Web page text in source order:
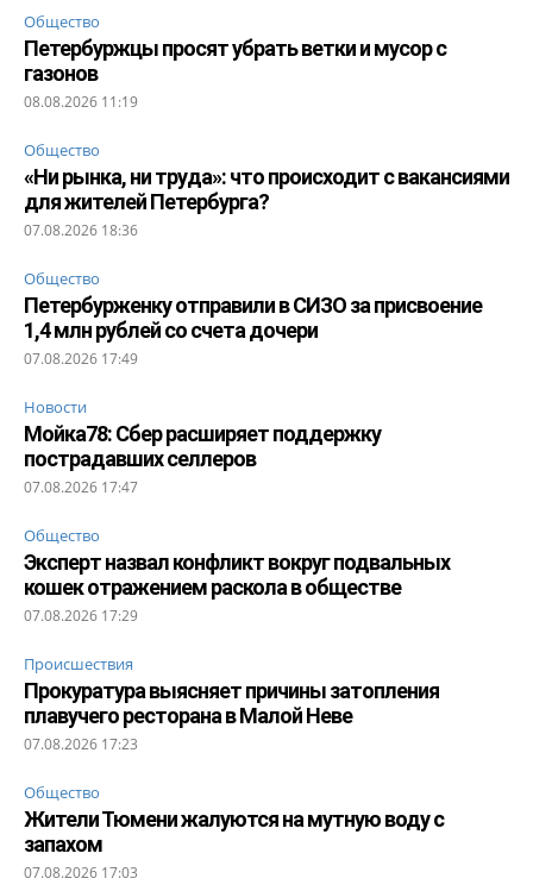
Общество
Петербуржцы просят убрать ветки и мусор с
газонов
08.08.2026 11:19
Общество
«Ни рынка, ни труда»: что происходит с вакансиями
для жителей Петербурга?
07.08.2026 18:36
Общество
Петербурженку отправили в СИЗО за присвоение
1,4 млн рублей со счета дочери
07.08.2026 17:49
Новости
Мойка78: Сбер расширяет поддержку
пострадавших селлеров
07.08.2026 17:47
Общество
Эксперт назвал конфликт вокруг подвальных
кошек отражением раскола в обществе
07.08.2026 17:29
Происшествия
Прокуратура выясняет причины затопления
плавучего ресторана в Малой Неве
07.08.2026 17:23
Общество
Жители Тюмени жалуются на мутную воду с
запахом
07.08.2026 17:03